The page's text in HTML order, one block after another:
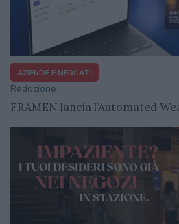
AZIENDE E MERCATI
Redazione
FRAMEN lancia l’Automated